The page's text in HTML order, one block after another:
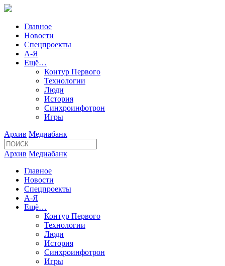
Главное
Новости
Спецпроекты
А-Я
Ещё…
Контур Первого
Технологии
Люди
История
Синхроинфотрон
Игры
Архив Медиабанк
Архив Медиабанк
Главное
Новости
Спецпроекты
А-Я
Ещё…
Контур Первого
Технологии
Люди
История
Синхроинфотрон
Игры